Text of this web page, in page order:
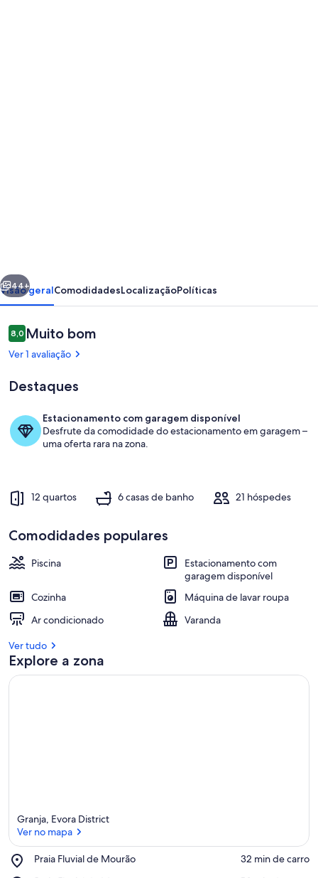
Grande
Lago
Seguinte
44+
Visão geralComodidadesLocalizaçãoPolíticas
Avaliações
8,08,0 em 10
Muito bom
Ver 1 avaliação
Destaques
Estacionamento com garagem disponível
Desfrute da comodidade do estacionamento em garagem –
uma oferta rara na zona.
12 quartos 6 casas de banho 21 hóspedes
Comodidades populares
Piscina
Estacionamento com
garagem disponível
Cozinha
Máquina de lavar roupa
Ar condicionado
Varanda
Ver tudo
Explore a zona
Granja, Evora District
Ver no mapa
Praia Fluvial de Mourão
Place,
‪32 min de carro‬